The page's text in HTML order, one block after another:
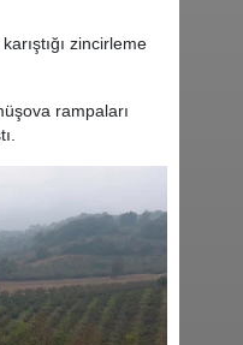
zincirleme
rampaları